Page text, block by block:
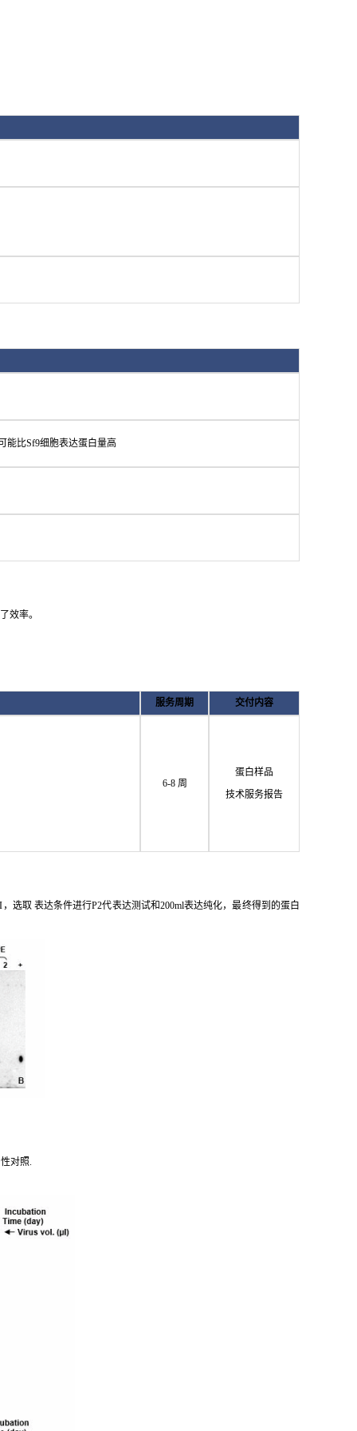
能比Sf9细胞表达蛋白量高
效率。
服务周期 交付内容
6-8 周
蛋白样品
技术服务报告
取 表达条件进行P2代表达测试和200ml表达纯化，最终得到的蛋白
对照.